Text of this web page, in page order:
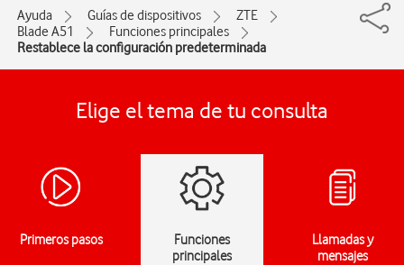
Ayuda Guías de dispositivos
ZTE
Blade A51
Funciones principales
Restablece la configuración predeterminada
Elige el tema de tu consulta
Primeros pasos
Funciones
principales
Llamadas y
mensajes